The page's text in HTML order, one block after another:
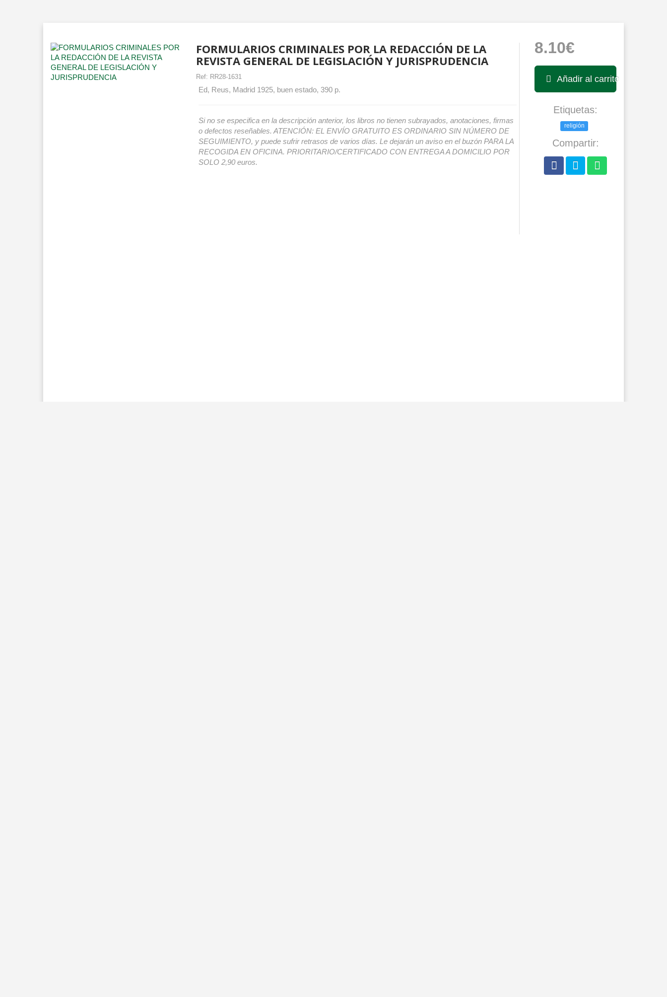
FORMULARIOS CRIMINALES POR LA REDACCIÓN DE LA
REVISTA GENERAL DE LEGISLACIÓN Y JURISPRUDENCIA
Ref: RR28-1631
Ed, Reus, Madrid 1925, buen estado, 390 p.
Si no se especifica en la descripción anterior, los libros no tienen subrayados, anotaciones, firmas
o defectos reseñables. ATENCIÓN: EL ENVÍO GRATUITO ES ORDINARIO SIN NÚMERO DE
SEGUIMIENTO, y puede sufrir retrasos de varios días. Le dejarán un aviso en el buzón PARA LA
RECOGIDA EN OFICINA. PRIORITARIO/CERTIFICADO CON ENTREGA A DOMICILIO POR
SOLO 2,90 euros.
8.10€
Añadir al carrito
Etiquetas:
religión
Compartir: